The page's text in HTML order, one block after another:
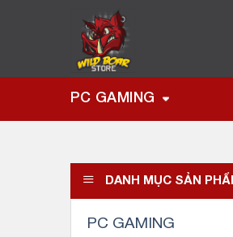
PC GAMING
DANH MỤC SẢN
PC GAMING